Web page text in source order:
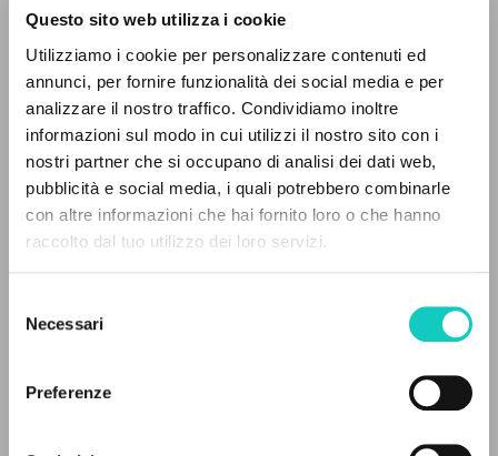
Questo sito web utilizza i cookie
Utilizziamo i cookie per personalizzare contenuti ed
annunci, per fornire funzionalità dei social media e per
analizzare il nostro traffico. Condividiamo inoltre
informazioni sul modo in cui utilizzi il nostro sito con i
nostri partner che si occupano di analisi dei dati web,
pubblicità e social media, i quali potrebbero combinarle
con altre informazioni che hai fornito loro o che hanno
raccolto dal tuo utilizzo dei loro servizi.
delNecessari
Preferenze
Giussani LuigiAutor
Ruso
Litterae Communionis-Sled
2002
Páginas: 4
BÚSQUEDA AVANZADA »
0DOCUMENTOS ENCONTRADOS
RESULTADOS SUCESIVOS